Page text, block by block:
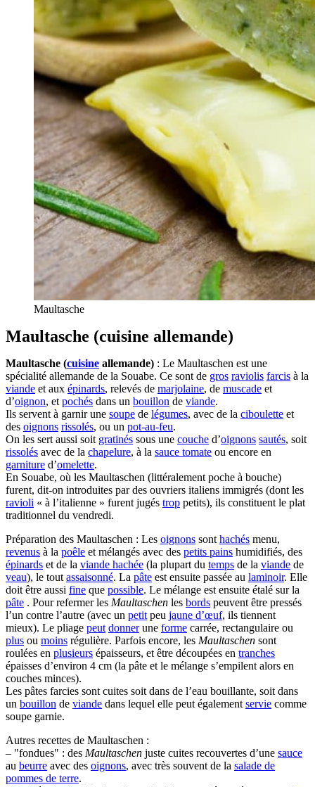
Maultasche
Maultasche (cuisine allemande)
Maultasche (cuisine allemande) : Le Maultaschen est une
spécialité allemande de la Souabe. Ce sont de gros raviolis farcis à la
viande et aux épinards, relevés de marjolaine, de muscade et
d’oignon, et pochés dans un bouillon de viande.
Ils servent à garnir une soupe de légumes, avec de la ciboulette et
des oignons rissolés, ou un pot-au-feu.
On les sert aussi soit gratinés sous une couche d’oignons sautés, soit
rissolés avec de la chapelure, à la sauce tomate ou encore en
garniture d’omelette.
En Souabe, où les Maultaschen (littéralement poche à bouche)
furent, dit-on introduites par des ouvriers italiens immigrés (dont les
ravioli « à l’italienne » furent jugés trop petits), ils constituent le plat
traditionnel du vendredi.
Préparation des Maultaschen : Les oignons sont hachés menu,
revenus à la poêle et mélangés avec des petits pains humidifiés, des
épinards et de la viande hachée (la plupart du temps de la viande de
veau), le tout assaisonné. La pâte est ensuite passée au laminoir. Elle
doit être aussi fine que possible. Le mélange est ensuite étalé sur la
pâte . Pour refermer les Maultaschen les bords peuvent être pressés
l’un contre l’autre (avec un petit peu jaune d’œuf, ils tiennent
mieux). Le pliage peut donnerune forme carrée, rectangulaire ou
plus ou moins régulière. Parfois encore, les Maultaschen sont
roulées en plusieurs épaisseurs, et être découpées en tranches
épaisses d’environ 4 cm (la pâte et le mélange s’empilent alors en
couches minces).
Les pâtes farcies sont cuites soit dans de l’eau bouillante, soit dans
un bouillon de viande dans lequel elle peut également servie comme
soupe garnie.
Autres recettes de Maultaschen :
– "fondues" : des Maultaschen juste cuites recouvertes d’une sauce
au beurre avec des oignons, avec très souvent de la salade de
pommes de terre.